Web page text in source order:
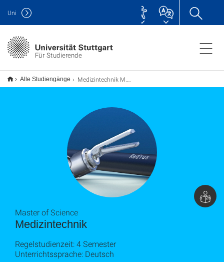
Für Studierende
Uni
Alle Studiengänge Medizintechnik M.Sc.
Medizintechnik
Master of Science
Regelstudienzeit: 4 Semester
Unterrichtssprache: Deutsch